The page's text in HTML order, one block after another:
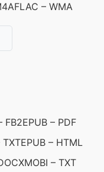
FLAC – WMA
FB2EPUB – PDF
TXTEPUB – HTML
MOBI – TXT